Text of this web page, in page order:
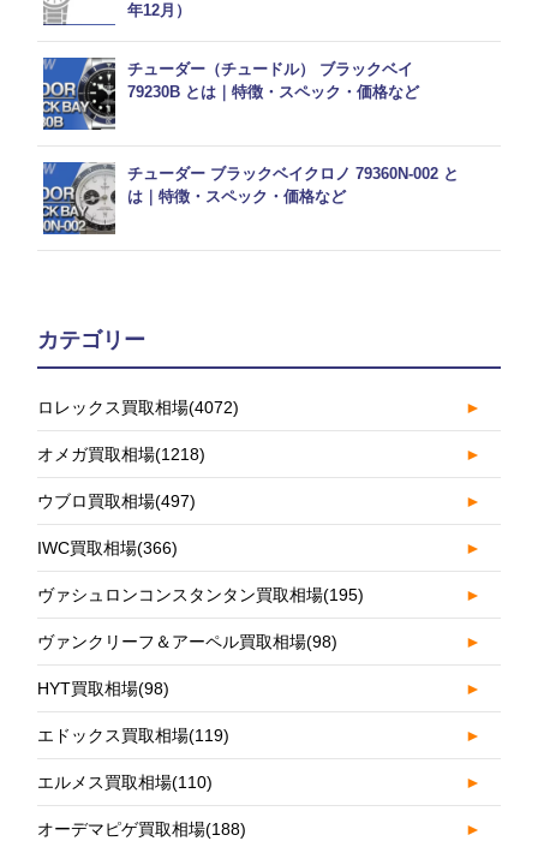
年12月）
チューダー（チュードル） ブラックベイ
79230B とは｜特徴・スペック・価格など
チューダー ブラックベイクロノ 79360N-002 と
は｜特徴・スペック・価格など
カテゴリー
ロレックス買取相場(4072) ►
オメガ買取相場(1218) ►
ウブロ買取相場(497) ►
IWC買取相場(366) ►
ヴァシュロンコンスタンタン買取相場(195) ►
ヴァンクリーフ＆アーペル買取相場(98) ►
HYT買取相場(98) ►
エドックス買取相場(119) ►
エルメス買取相場(110) ►
オーデマピゲ買取相場(188) ►